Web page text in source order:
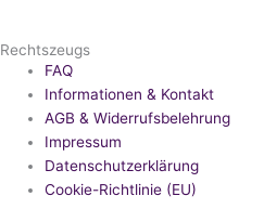
Rechtszeugs
FAQ
Informationen & Kontakt
AGB & Widerrufsbelehrung
Impressum
Datenschutzerklärung
Cookie-Richtlinie (EU)